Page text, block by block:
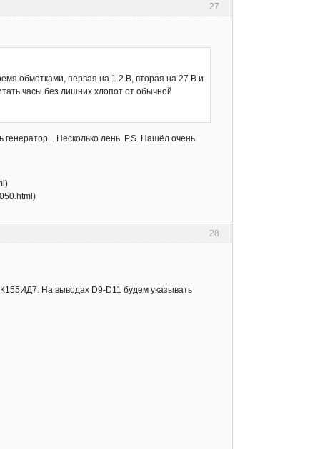
27
обмотками, первая на 1.2 В, вторая на 27 В и
часы без лишних хлопот от обычной
Несколько лень. P.S. Нашёл очень
28
На выводах D9-D11 будем указывать